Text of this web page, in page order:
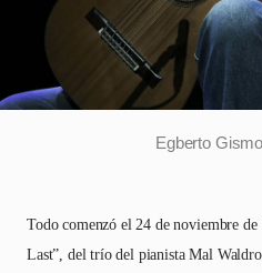
Egberto
Todo comenzó el 24 de noviembre
Last”, del trío del pianista Mal